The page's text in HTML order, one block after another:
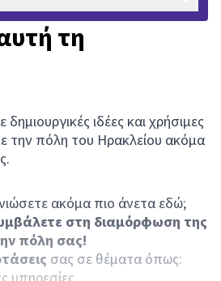
τη
ιδέες και χρήσιμες
την πόλη του Ηρακλείου ακόμα
ακόμα πιο άνετα εδώ;
στη διαμόρφωση της
πόλη σας!
σας σε θέματα όπως: